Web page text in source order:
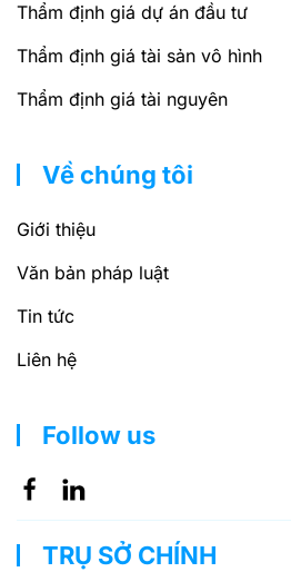
Thẩm định giá dự án đầu tư
Thẩm định giá tài sản vô hình
Thẩm định giá tài nguyên
Về chúng tôi
Giới thiệu
Văn bản pháp luật
Tin tức
Liên hệ
Follow us
TRỤ SỞ CHÍNH